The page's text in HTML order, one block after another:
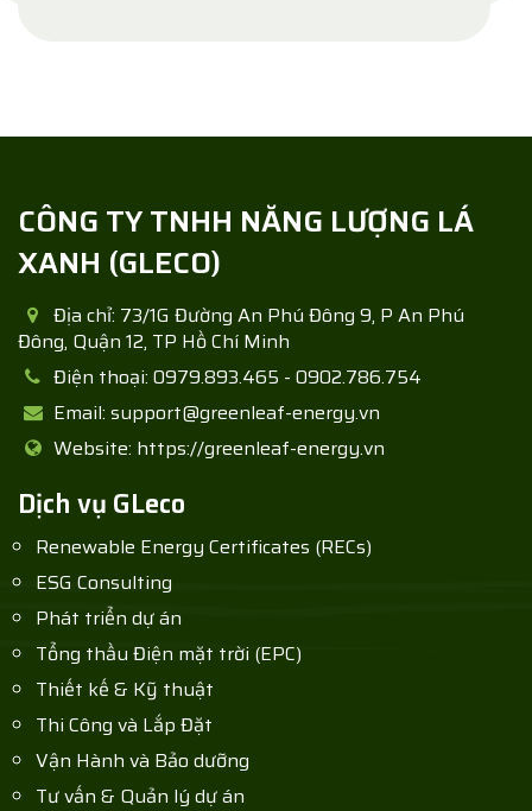
CÔNG TY TNHH NĂNG LƯỢNG LÁ
XANH (GLECO)
Địa chỉ: 73/1G Đường An Phú Đông 9, P An Phú
Đông, Quận 12, TP Hồ Chí Minh
Điện thoại: 0979.893.465 - 0902.786.754
Email: support@greenleaf-energy.vn
Website: https://greenleaf-energy.vn
Dịch vụ GLeco
Renewable Energy Certificates (RECs)
ESG Consulting
Phát triển dự án
Tổng thầu Điện mặt trời (EPC)
Thiết kế & Kỹ thuật
Thi Công và Lắp Đặt
Vận Hành và Bảo dưỡng
Tư vấn & Quản lý dự án